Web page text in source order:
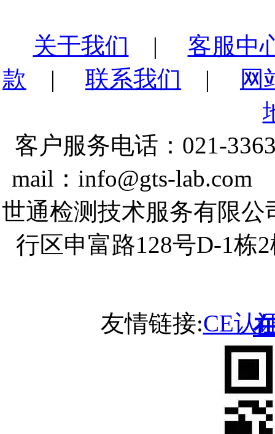
关于我们 | 客服中
款 | 联系我们 |
网
客户服务电话：021-
mail：info@gts-
世通检测技术服务有限
行区申富路128号D-1
友情链接:CE认